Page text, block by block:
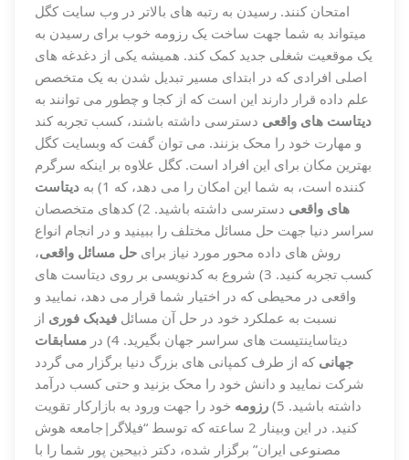
امتحان کنند. رسیدن به رتبه های بالاتر در وب سایت کگل
میتواند به شما جهت ساخت یک رزومه خوب برای رسیدن به
یک موقعیت شغلی جدید کمک کند. همیشه یکی از دغدغه های
اصلی افرادی که در ابتدای مسیر تبدیل شدن به یک متخصص
علم داده قرار دارند این است که از کجا و چطور می توانند به
دیتاست های واقعی دسترسی داشته باشند، کسب تجربه کند
و مهارت خود را محک بزنند. می توان گفت که وبسایت کگل
بهترین مکان برای این افراد است. کگل علاوه بر اینکه سرگرم
کننده است، به شما این امکان را می دهد، که 1) به
دیتاست
های واقعی
دسترسی داشته باشید. 2) کدهای متخصصان
سراسر دنیا جهت حل مسائل مختلف را ببینید و در انجام انواع
روش های داده محور مورد نیاز برایحل مسائل واقعی،
کسب تجربه کنید. 3) شروع به کدنویسی بر روی دیتاست های
واقعی در محیطی که در اختیار شما قرار می دهد، نمایید و
نسبت به عملکرد خود در حل آن مسائلفیدبک فوری از
دیتاساینتیست های سراسر جهان بگیرید. 4) در
مسابقات
جهانی که از طرف کمپانی های بزرگ دنیا برگزار می گردد
شرکت نمایید و دانش خود را محک بزنید و حتی کسب درآمد
داشته باشید. 5)
رزومه خود را جهت ورود به بازارکار تقویت
کنید. در این وبینار 2 ساعته که توسط “فیلاگر|جامعه هوش
مصنوعی ایران” برگزار شده، دکتر ذبیحین پور شما را با